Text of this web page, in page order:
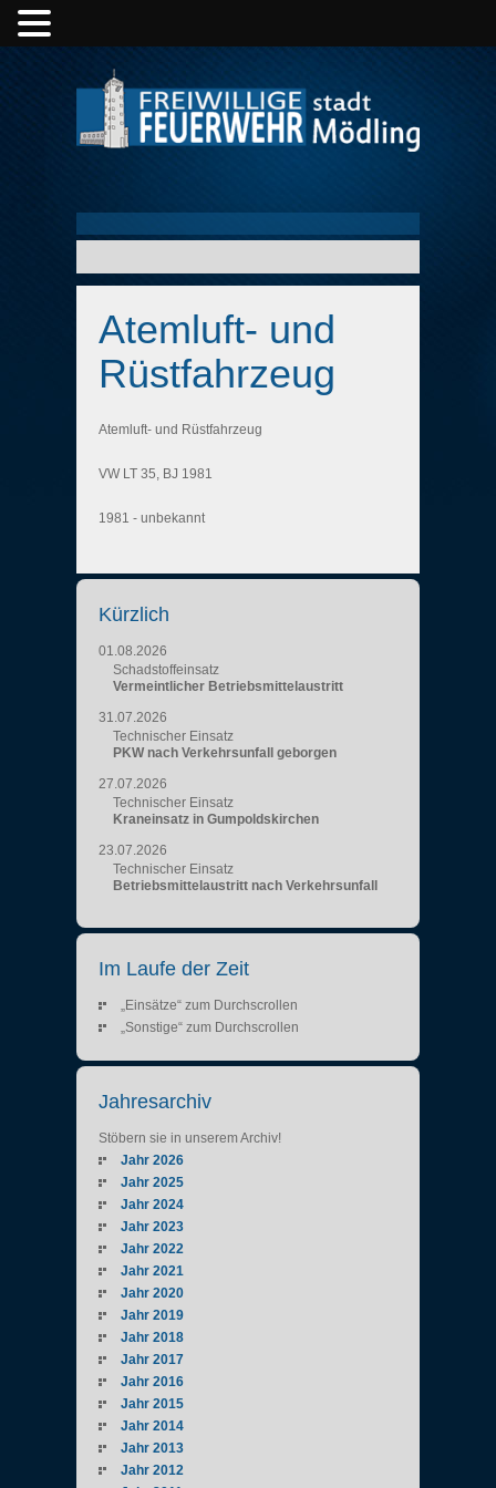
Atemluft- und
Rüstfahrzeug
Atemluft- und Rüstfahrzeug
VW LT 35, BJ 1981
1981 - unbekannt
Kürzlich
01.08.2026
Schadstoffeinsatz
Vermeintlicher Betriebsmittelaustritt
31.07.2026
Technischer Einsatz
PKW nach Verkehrsunfall geborgen
27.07.2026
Technischer Einsatz
Kraneinsatz in Gumpoldskirchen
23.07.2026
Technischer Einsatz
Betriebsmittelaustritt nach Verkehrsunfall
Im Laufe der Zeit
„Einsätze“ zum Durchscrollen
„Sonstige“ zum Durchscrollen
Jahresarchiv
Stöbern sie in unserem Archiv!
Jahr 2026
Jahr 2025
Jahr 2024
Jahr 2023
Jahr 2022
Jahr 2021
Jahr 2020
Jahr 2019
Jahr 2018
Jahr 2017
Jahr 2016
Jahr 2015
Jahr 2014
Jahr 2013
Jahr 2012